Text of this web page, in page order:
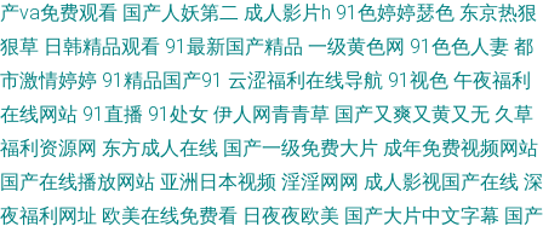
依 人妻精品久久 一区二区产精品 东方黄色A片 欧美99欧美 人妖啪啪网站 深
蕉网站 97搞成人 欧美aa 午夜成人导航 在线视频日韩有码 91污秽网站 国产
乱码一区 精品人人播人人操 免费观看91 91色狼网站 韩国成人A级av 人妻诱
产va免费观看 国产人妖第二 成人影片h 91色婷婷瑟色 东京热狠
狠草 日韩精品观看 91最新国产精品 一级黄色网 91色色人妻 都
市激情婷婷 91精品国产91 云涩福利在线导航 91视色 午夜福利
在线网站 91直播 91处女 伊人网青青草 国产又爽又黄又无 久草
福利资源网 东方成人在线 国产一级免费大片 成年免费视频网站
国产在线播放网站 亚洲日本视频 淫淫网网 成人影视国产在线 深
夜福利网址 欧美在线免费看 日夜夜欧美 国产大片中文字幕 国产